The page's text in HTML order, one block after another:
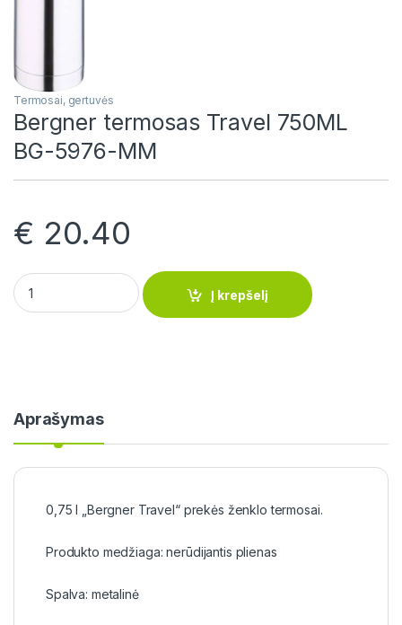
Termosai, gertuvės
Bergner termosas Travel 750ML
BG-5976-MM
€ 20.40
Bergner termosas Travel 750ML BG-5976-MM quantity
Į krepšelį
Aprašymas
0,75 l „Bergner Travel“ prekės ženklo termosai.
Produkto medžiaga: nerūdijantis plienas
Spalva: metalinė